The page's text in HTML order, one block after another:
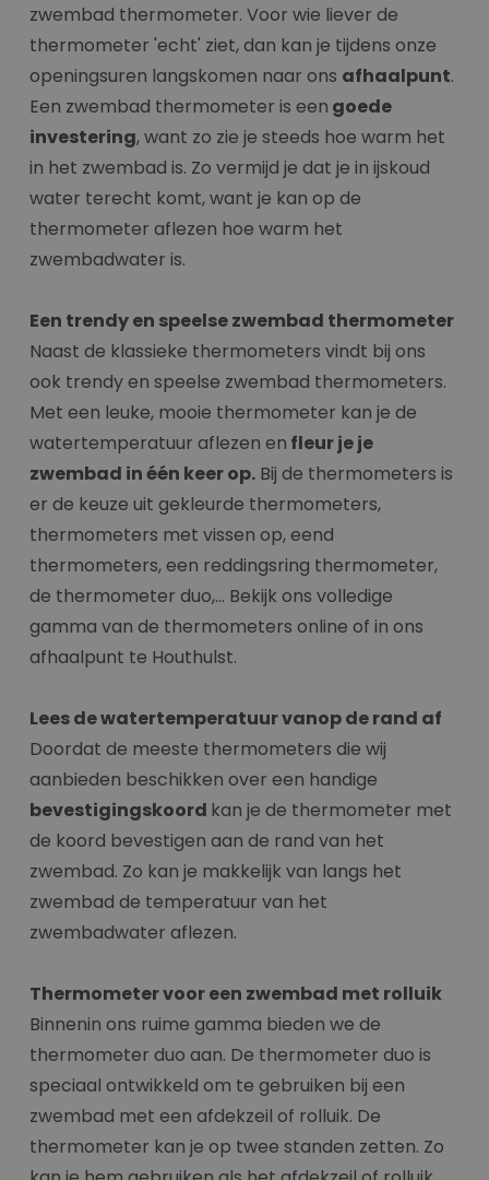
zwembad thermometer. Voor wie liever de
thermometer 'echt' ziet, dan kan je tijdens onze
openingsuren langskomen naar ons afhaalpunt.
Een zwembad thermometer is een goede
investering, want zo zie je steeds hoe warm het
in het zwembad is. Zo vermijd je dat je in ijskoud
water terecht komt, want je kan op de
thermometer aflezen hoe warm het
zwembadwater is.
Een trendy en speelse zwembad thermometer
Naast de klassieke thermometers vindt bij ons
ook trendy en speelse zwembad thermometers.
Met een leuke, mooie thermometer kan je de
watertemperatuur aflezen en fleur je je
zwembad in één keer op. Bij de thermometers is
er de keuze uit gekleurde thermometers,
thermometers met vissen op, eend
thermometers, een reddingsring thermometer,
de thermometer duo,... Bekijk ons volledige
gamma van de thermometers online of in ons
afhaalpunt te Houthulst.
Lees de watertemperatuur vanop de rand af
Doordat de meeste thermometers die wij
aanbieden beschikken over een handige
bevestigingskoord kan je de thermometer met
de koord bevestigen aan de rand van het
zwembad. Zo kan je makkelijk van langs het
zwembad de temperatuur van het
zwembadwater aflezen.
Thermometer voor een zwembad met rolluik
Binnenin ons ruime gamma bieden we de
thermometer duo aan. De thermometer duo is
speciaal ontwikkeld om te gebruiken bij een
zwembad met een afdekzeil of rolluik. De
thermometer kan je op twee standen zetten. Zo